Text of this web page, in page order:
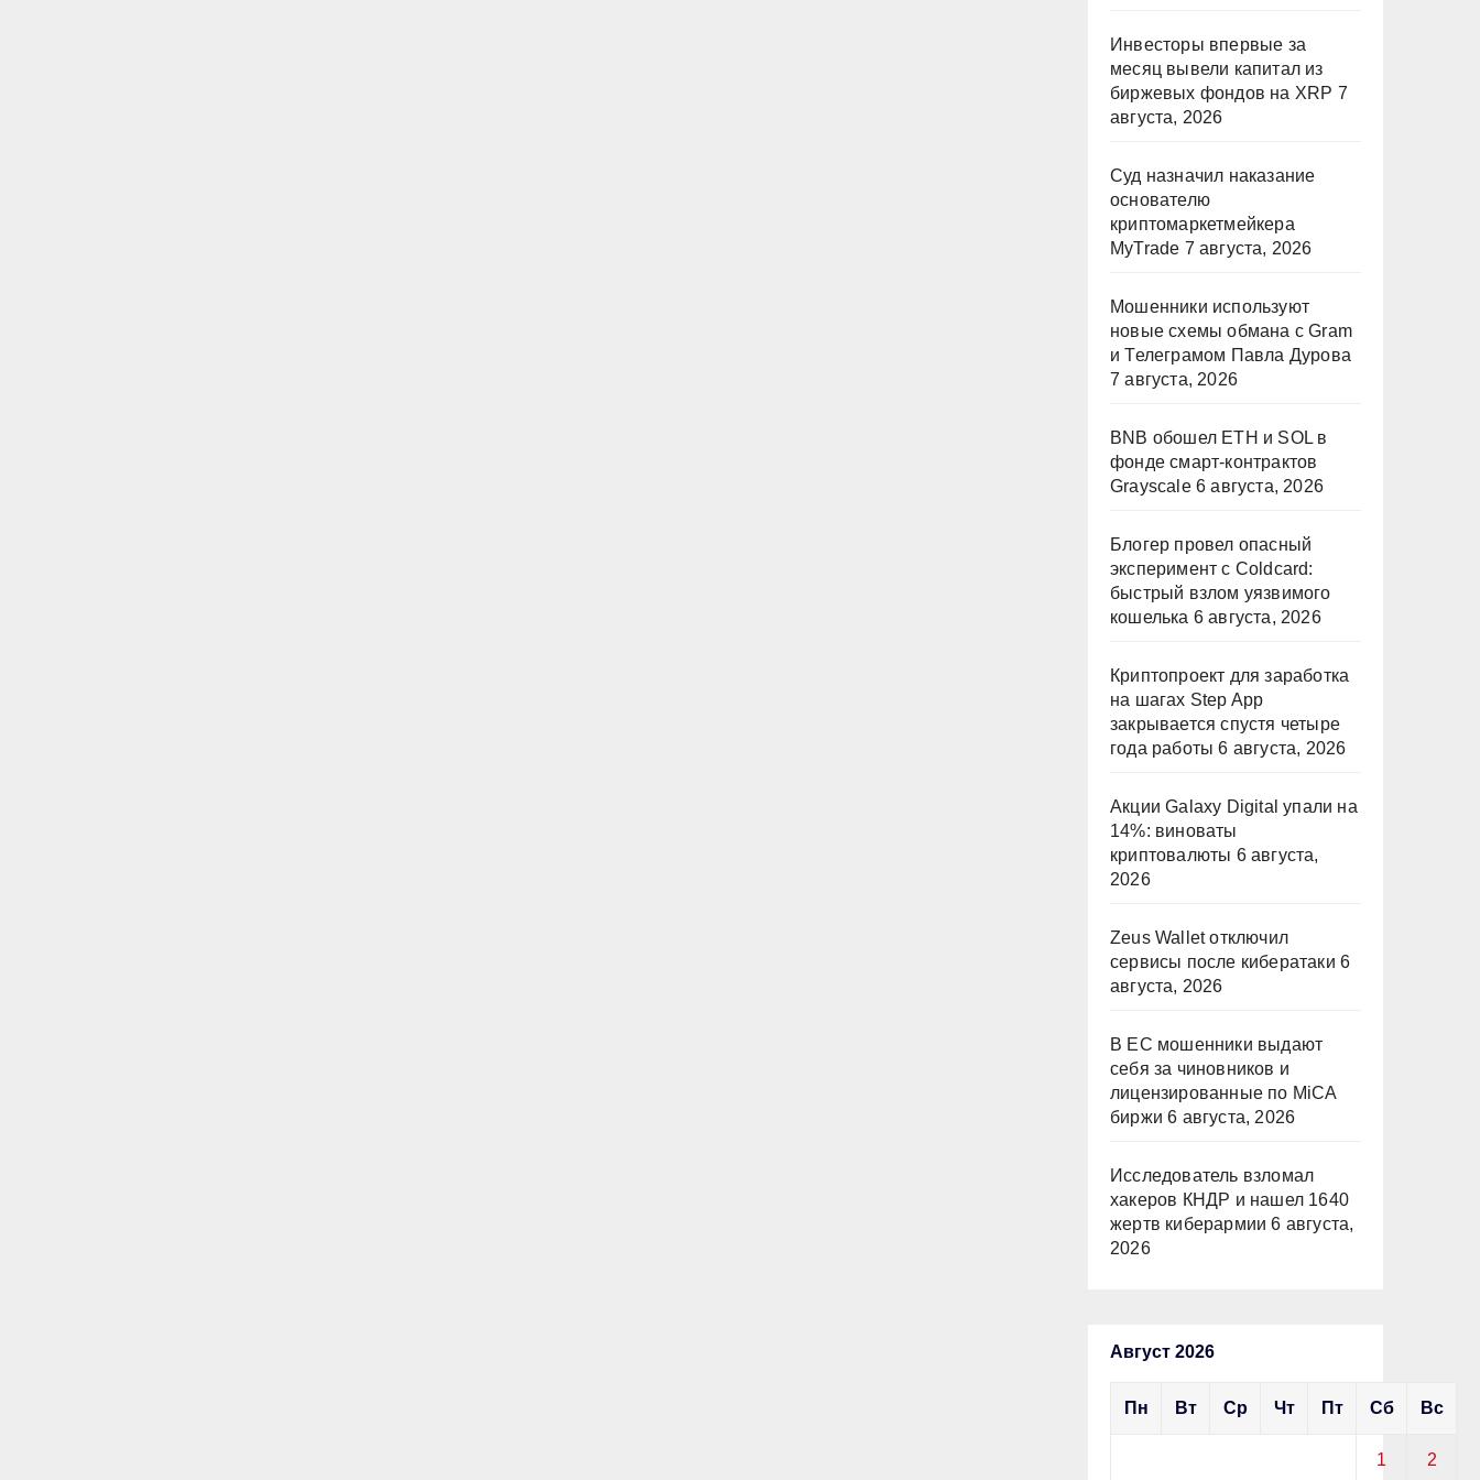
Инвесторы впервые за
месяц вывели капитал из
биржевых фондов на XRP 7
августа, 2026
Суд назначил наказание
основателю
криптомаркетмейкера
MyTrade 7 августа, 2026
Мошенники используют
новые схемы обмана с Gram
и Телеграмом Павла Дурова
7 августа, 2026
BNB обошел ETH и SOL в
фонде смарт-контрактов
Grayscale 6 августа, 2026
Блогер провел опасный
эксперимент с Coldcard:
быстрый взлом уязвимого
кошелька 6 августа, 2026
Криптопроект для заработка
на шагах Step App
закрывается спустя четыре
года работы 6 августа, 2026
Акции Galaxy Digital упали на
14%: виноваты
криптовалюты 6 августа,
2026
Zeus Wallet отключил
сервисы после кибератаки 6
августа, 2026
В ЕС мошенники выдают
себя за чиновников и
лицензированные по MiCA
биржи 6 августа, 2026
Исследователь взломал
хакеров КНДР и нашел 1640
жертв киберармии 6 августа,
2026
Август 2026
Пн Вт Ср Чт Пт Сб Вс
1 2